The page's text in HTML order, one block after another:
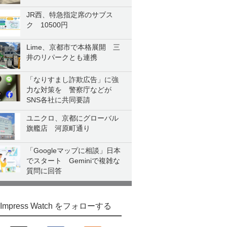
JR西、特急指定席のサブス
ク 10500円
Lime、京都市で本格展開 三
井のリパークとも連携
「なりすまし詐欺広告」に強
力な対策を 警察庁などが
SNS各社に共同要請
ユニクロ、京都にグローバル
旗艦店 河原町通り
「Googleマップに相談」日本
でスタート Geminiで複雑な
質問に回答
Impress Watch をフォローする